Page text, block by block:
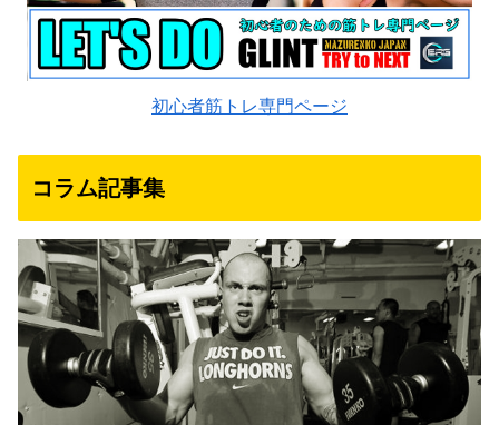
初心者筋トレ専門ページ
コラム記事集